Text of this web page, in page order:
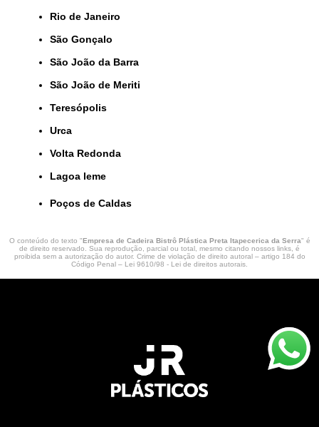
Rio de Janeiro
São Gonçalo
São João da Barra
São João de Meriti
Teresópolis
Urca
Volta Redonda
lagoa leme
Poços de Caldas
O conteúdo do texto "Empresa de Cadeira Bistrô Plástica Preta Itapecerica da Serra" é
de direito reservado. Sua reprodução, parcial ou total, mesmo citando nossos links, é
proibida sem a autorização do autor. Crime de violação de direito autoral – artigo 184 do
Código Penal – Lei 9610/98 - Lei de direitos autorais